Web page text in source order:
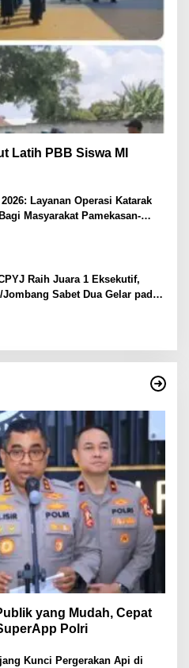
Latih PBB Siswa MI
Layanan Operasi Katarak
Masyarakat Pamekasan-
Raih Juara 1 Eksekutif,
Jombang Sabet Dua Gelar pada
yang Mudah, Cepat
Polri
Kunci Pergerakan Api di